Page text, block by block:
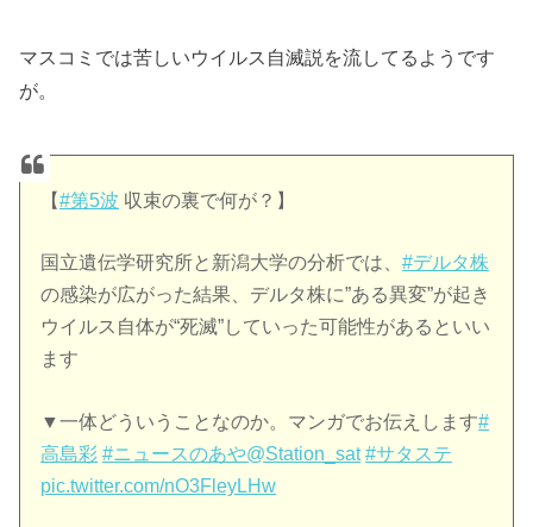
マスコミでは苦しいウイルス自滅説を流してるようです
が。
【#第5波 収束の裏で何が？】
国立遺伝学研究所と新潟大学の分析では、#デルタ株
の感染が広がった結果、デルタ株に”ある異変”が起き
ウイルス自体が“死滅”していった可能性があるといい
ます
▼一体どういうことなのか。マンガでお伝えします#
高島彩 #ニュースのあや@Station_sat #サタステ
pic.twitter.com/nO3FleyLHw